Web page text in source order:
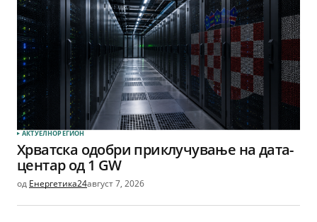
АКТУЕЛНОРЕГИОН
Хрватска одобри приклучување на дата-
центар од 1 GW
од Енергетика24август 7, 2026